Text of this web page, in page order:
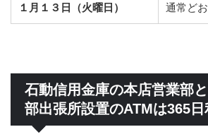
１月１３日（火曜日） 通常ど
石動信用金庫の本店営業部
部出張所設置のATMは365